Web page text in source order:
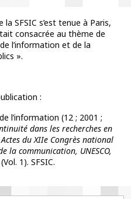
SFSIC s’est tenue à Paris,
consacrée au thème de
l’information et de la
».
:
l’information (12 ; 2001 ;
dans les recherches en
du XIIe Congrès national
la communication, UNESCO,
(Vol. 1). SFSIC.